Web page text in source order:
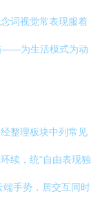
词视觉常表现服着
——为生活模式为动
整理板块中列常见
续，统“自由表现独
手势，居交互同时